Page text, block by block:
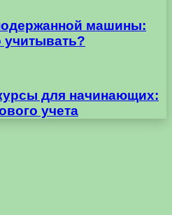
машины:
учитывать?
для начинающих:
учета